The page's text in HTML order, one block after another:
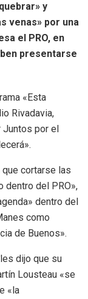
y
venas» por una
el PRO, en
presentarse
«Esta
Rivadavia,
Juntos por el
que cortarse las
dentro del PRO»,
dentro del
como
de Buenos».
dijo que su
Lousteau «se
«la